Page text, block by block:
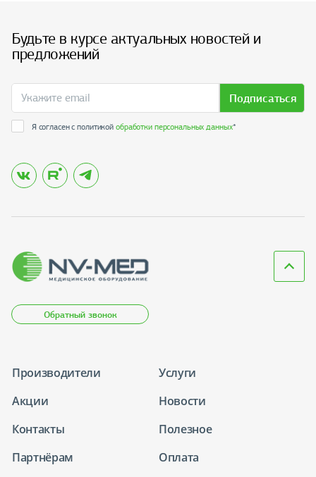
Будьте в курсе актуальных новостей и
предложений
Подписаться
Я согласен с политикойобработки персональных данных*
Обратный звонок
Производители
Услуги
Акции
Новости
Контакты
Полезное
Партнёрам
Оплата